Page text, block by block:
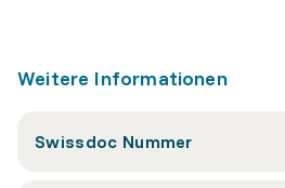
Weitere Informationen
Swissdoc Nummer